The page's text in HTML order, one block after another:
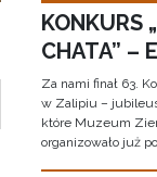
KONKURS
CHATA” –
Za nami finał 63.
w Zalipiu –
które Muzeum
organizowało już